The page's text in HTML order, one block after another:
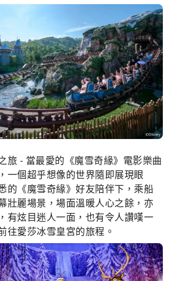
旅 - 當最愛的《魔雪奇緣》電影樂曲
一個超乎想像的世界隨即展現眼
的《魔雪奇緣》好友陪伴下，乘船
壯麗場景，場面溫暖人心之餘，亦
有炫目迷人一面，也有令人讚嘆一
往愛莎冰雪皇宮的旅程。